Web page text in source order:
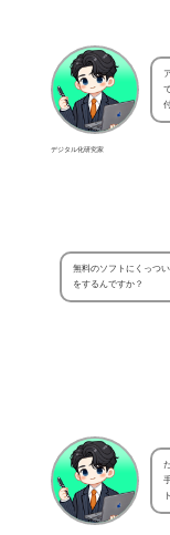
デジタル化研究家
無料のソフトにくっつ
をするんですか？